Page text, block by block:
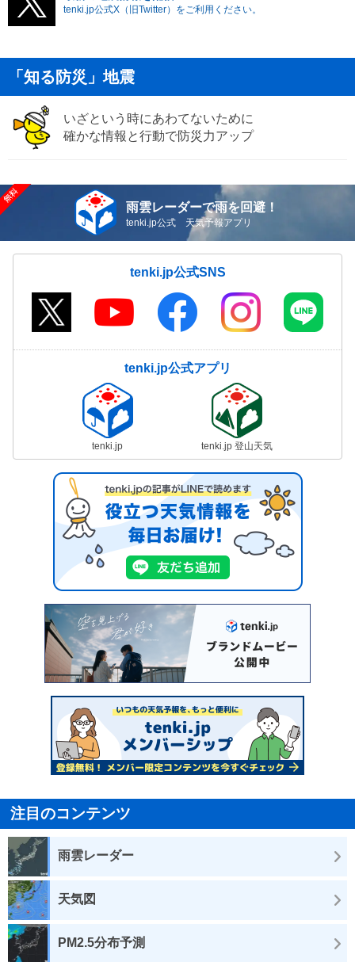
tenki.jp公式X（旧Twitter）をご利用ください。
「知る防災」地震
いざという時にあわてないために
確かな情報と行動で防災力アップ
雨雲レーダーで雨を回避！
tenki.jp公式 天気予報アプリ
tenki.jp公式SNS
tenki.jp公式アプリ
tenki.jp tenki.jp 登山天気
注目のコンテンツ
雨雲レーダー
天気図
PM2.5分布予測